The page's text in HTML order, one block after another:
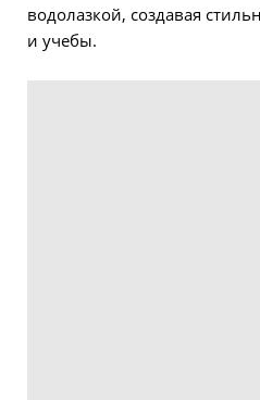
водолазкой, создавая
и учебы.